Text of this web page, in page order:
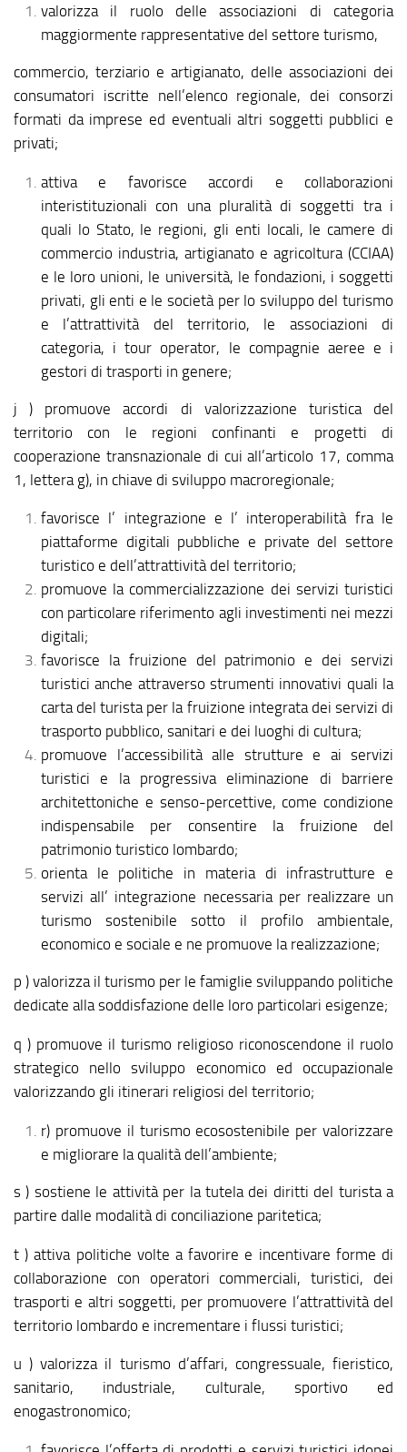
valorizza il ruolo delle associazioni di categoria
maggiormente rappresentative del settore turismo,
commercio, terziario e artigianato, delle associazioni dei
consumatori iscritte nell’elenco regionale, dei consorzi
formati da imprese ed eventuali altri soggetti pubblici e
privati;
attiva e favorisce accordi e collaborazioni
interistituzionali con una pluralità di soggetti tra i
quali lo Stato, le regioni, gli enti locali, le camere di
commercio industria, artigianato e agricoltura (CCIAA)
e le loro unioni, le università, le fondazioni, i soggetti
privati, gli enti e le società per lo sviluppo del turismo
e l’attrattività del territorio, le associazioni di
categoria, i tour operator, le compagnie aeree e i
gestori di trasporti in genere;
j ) promuove accordi di valorizzazione turistica del
territorio con le regioni confinanti e progetti di
cooperazione transnazionale di cui all’articolo 17, comma
1, lettera g), in chiave di sviluppo macroregionale;
favorisce l’ integrazione e l’ interoperabilità fra le
piattaforme digitali pubbliche e private del settore
turistico e dell’attrattività del territorio;
promuove la commercializzazione dei servizi turistici
con particolare riferimento agli investimenti nei mezzi
digitali;
favorisce la fruizione del patrimonio e dei servizi
turistici anche attraverso strumenti innovativi quali la
carta del turista per la fruizione integrata dei servizi di
trasporto pubblico, sanitari e dei luoghi di cultura;
promuove l’accessibilità alle strutture e ai servizi
turistici e la progressiva eliminazione di barriere
architettoniche e senso-percettive, come condizione
indispensabile per consentire la fruizione del
patrimonio turistico lombardo;
orienta le politiche in materia di infrastrutture e
servizi all’ integrazione necessaria per realizzare un
turismo sostenibile sotto il profilo ambientale,
economico e sociale e ne promuove la realizzazione;
p ) valorizza il turismo per le famiglie sviluppando politiche
dedicate alla soddisfazione delle loro particolari esigenze;
q ) promuove il turismo religioso riconoscendone il ruolo
strategico nello sviluppo economico ed occupazionale
valorizzando gli itinerari religiosi del territorio;
r) promuove il turismo ecosostenibile per valorizzare
e migliorare la qualità dell’ambiente;
s ) sostiene le attività per la tutela dei diritti del turista a
partire dalle modalità di conciliazione paritetica;
t ) attiva politiche volte a favorire e incentivare forme di
collaborazione con operatori commerciali, turistici, dei
trasporti e altri soggetti, per promuovere l’attrattività del
territorio lombardo e incrementare i flussi turistici;
u ) valorizza il turismo d’affari, congressuale, fieristico,
sanitario, industriale, culturale, sportivo ed
enogastronomico;